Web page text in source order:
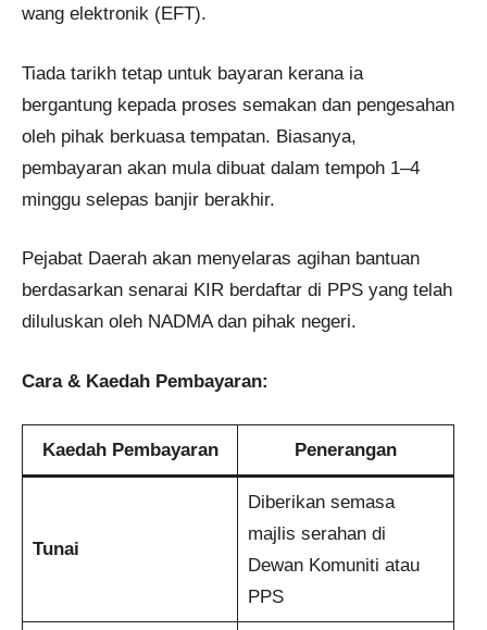
wang elektronik (EFT).
Tiada tarikh tetap untuk bayaran kerana ia
bergantung kepada proses semakan dan pengesahan
oleh pihak berkuasa tempatan. Biasanya,
pembayaran akan mula dibuat dalam tempoh 1–4
minggu selepas banjir berakhir.
Pejabat Daerah akan menyelaras agihan bantuan
berdasarkan senarai KIR berdaftar di PPS yang telah
diluluskan oleh NADMA dan pihak negeri.
Cara & Kaedah Pembayaran:
Kaedah Pembayaran Penerangan
Tunai
Diberikan semasa
majlis serahan di
Dewan Komuniti atau
PPS